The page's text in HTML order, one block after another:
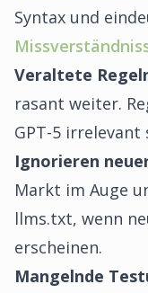
Syntax und
Veraltete
rasant weiter.
GPT-5 irrelevant
Ignorieren
Markt im Auge
llms.txt, wenn
erscheinen.
Mangelnde